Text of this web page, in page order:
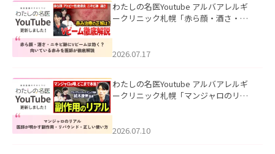
わたしの名医Youtube アルバアレルギ
ークリニック札幌「赤ら顔・酒さ・ニ
した。
2026.07.17
わたしの名医Youtube アルバアレルギ
ークリニック札幌「マンジャロのリア
た。
2026.07.10